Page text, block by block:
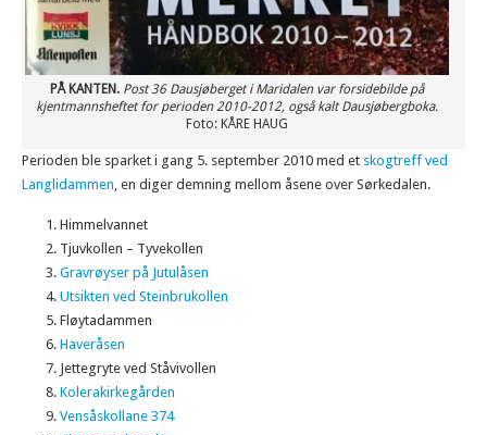
PÅ KANTEN. Post 36 Dausjøberget i Maridalen var forsidebilde på
kjentmannsheftet for perioden 2010-2012, også kalt Dausjøbergboka.
Foto: KÅRE HAUG
Perioden ble sparket i gang 5. september 2010 med et skogtreff ved
Langlidammen , en diger demning mellom åsene over Sørkedalen.
Himmelvannet
Tjuvkollen – Tyvekollen
Gravrøyser på Jutulåsen
Utsikten ved Steinbrukollen
Fløytadammen
Haveråsen
Jettegryte ved Ståvivollen
Kolerakirkegården
Vensåskollane 374